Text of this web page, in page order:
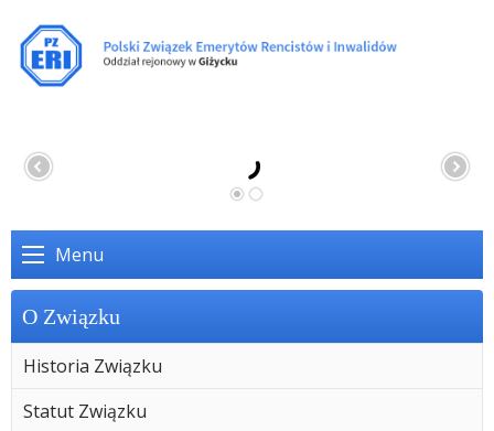
Menu
O Związku
Historia Związku
Statut Związku